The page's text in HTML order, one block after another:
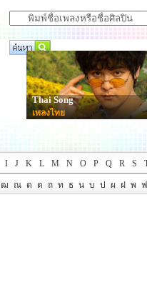
Thai Song
เพลงไทย
I J K L M N O P Q R S
ฒ ณ ด ต ถ ท ธ น บ ป ผ ฝ พ ฟ